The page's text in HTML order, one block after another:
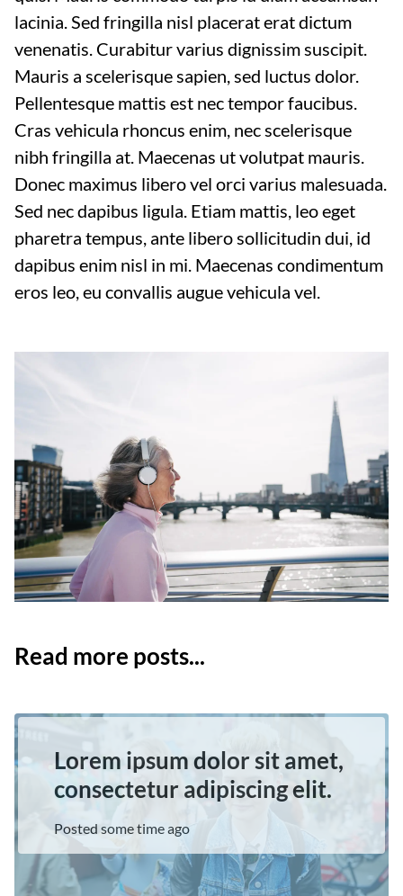
lacinia. Sed fringilla nisl placerat erat dictum
venenatis. Curabitur varius dignissim suscipit.
Mauris a scelerisque sapien, sed luctus dolor.
Pellentesque mattis est nec tempor faucibus.
Cras vehicula rhoncus enim, nec scelerisque
nibh fringilla at. Maecenas ut volutpat mauris.
Donec maximus libero vel orci varius malesuada.
Sed nec dapibus ligula. Etiam mattis, leo eget
pharetra tempus, ante libero sollicitudin dui, id
dapibus enim nisl in mi. Maecenas condimentum
eros leo, eu convallis augue vehicula vel.
Read more posts...
Lorem ipsum dolor sit amet,
consectetur adipiscing elit.
Posted some time ago